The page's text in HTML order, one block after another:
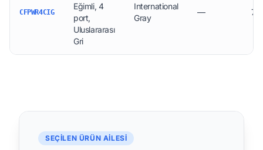
CFPWR4CIG
Eğimli, 4
port,
Uluslararası
Gri
International
Gray
— 78
SEÇILEN ÜRÜN AILESI